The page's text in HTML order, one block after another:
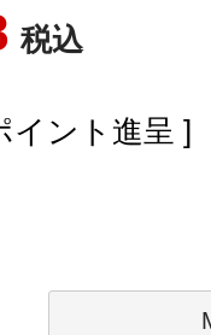
税込
イント進呈 ]